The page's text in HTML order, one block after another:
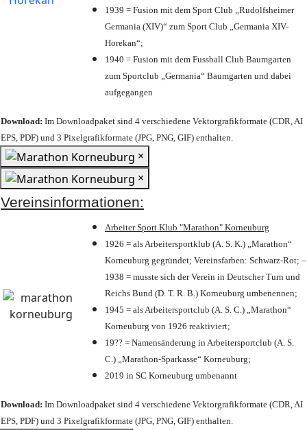
1939 = Fusion mit dem Sport Club „Rudolfsheimer
Germania (XIV)“ zum Sport Club „Germania XIV-
Horekan“;
1940 = Fusion mit dem Fussball Club Baumgarten
zum Sportclub „Germania“ Baumgarten und dabei
aufgegangen
Download: Im Downloadpaket sind 4 verschiedene Vektorgrafikformate (CDR, AI
EPS, PDF) und 3 Pixelgrafikformate (JPG, PNG, GIF) enthalten.
×
×
Vereinsinformationen:
Arbeiter Sport Klub "Marathon" Korneuburg
1926 = als Arbeitersportklub (A. S. K.) „Marathon“
Korneuburg gegründet; Vereinsfarben: Schwarz-Rot; –
1938 = musste sich der Verein in Deutscher Turn und
Reichs Bund (D. T. R. B.) Korneuburg umbenennen;
1945 = als Arbeitersportclub (A. S. C.) „Marathon“
Korneuburg von 1926 reaktiviert;
19?? = Namensänderung in Arbeitersportclub (A. S.
C.) „Marathon-Sparkasse“ Korneuburg;
2019 in SC Korneuburg umbenannt
Download: Im Downloadpaket sind 4 verschiedene Vektorgrafikformate (CDR, AI
EPS, PDF) und 3 Pixelgrafikformate (JPG, PNG, GIF) enthalten.